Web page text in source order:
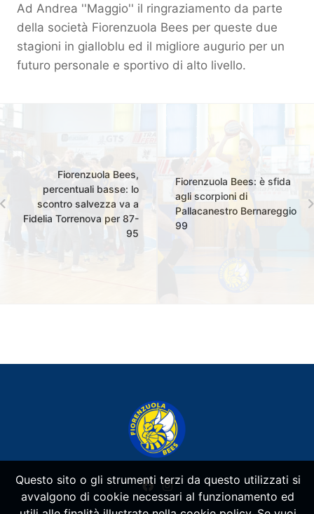
Ad Andrea ''Maggio'' il ringraziamento da parte
della società Fiorenzuola Bees per queste due
stagioni in gialloblu ed il migliore augurio per un
futuro personale e sportivo di alto livello.
Fiorenzuola Bees,
percentuali basse: lo
scontro salvezza va a
Fidelia Torrenova per 87-
95
Fiorenzuola Bees: è sfida
agli scorpioni di
Pallacanestro Bernareggio
99
Questo sito o gli strumenti terzi da questo utilizzati si
avvalgono di cookie necessari al funzionamento ed